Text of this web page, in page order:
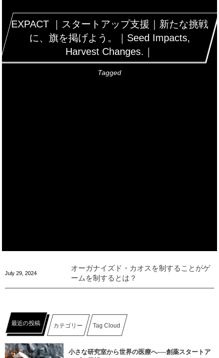
EXPACT ｜スタートアップ支援｜新たな挑戦
に、旗を掲げよう。｜Seed Impacts,
Harvest Changes.｜
Tagged
July 29 2024
オーガナイズド・カオスを制することがゲ
ームを制するとは？
最近の投稿 カテゴリー Tag Cloud
小さな研究室から世界の医療へ──創薬スタートア